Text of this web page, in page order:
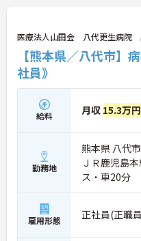
医療法人山田会 八代更生病院
【熊本県／八代市】
社員》
給料 月収 15.3万
勤務地
熊本県 八代
ＪＲ鹿児島
ス・車20分
雇用形態 正社員(正職